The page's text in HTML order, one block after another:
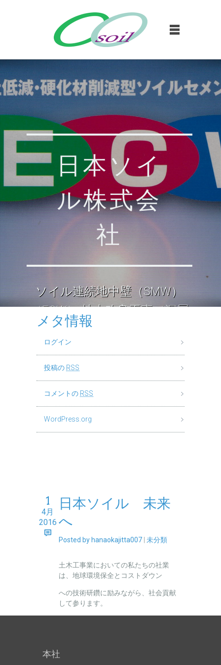
日本ソイ
ル株式会
社
ソイル連続地中壁（SMW）
（ECW） 地中改良工事（深層
混合処理工法） ロックソイル
メタ情報
ログイン
投稿の RSS
コメントの RSS
WordPress.org
1
4月
2016
日本ソイル 未来
へ
Posted by hanaokajitta007 未分類
土木工事業においての私たちの社業
は、地球環境保全とコストダウン
への技術研鑽に励みながら、社会貢献
して参ります。
本社